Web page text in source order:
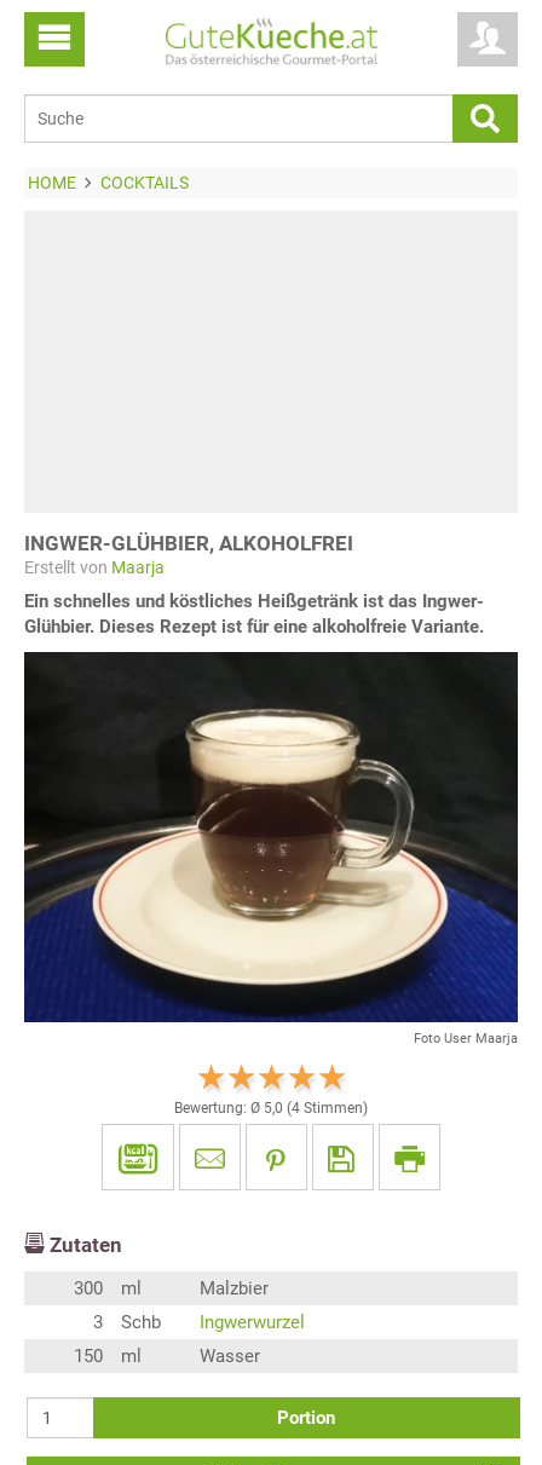
HOME COCKTAILS
INGWER-GLÜHBIER, ALKOHOLFREI
Erstellt von Maarja
Ein schnelles und köstliches Heißgetränk ist das Ingwer-
Glühbier. Dieses Rezept ist für eine alkoholfreie Variante.
Foto User Maarja
Bewertung: Ø 5,0 (4 Stimmen)
Zutaten
300 ml
Malzbier
3
Schb
Ingwerwurzel
150
ml Wasser
Portion